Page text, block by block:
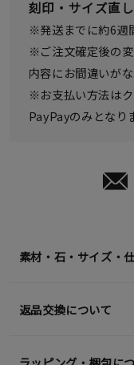
送
刻印・サイズ直
※発送までに約6週
※ご注文確定後の
内容にお間違いが
※お支払い方法はク
PayPayのみとなり
素材・石・サイズ・
返品交換について